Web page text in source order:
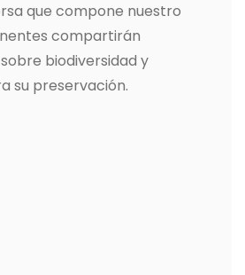
que compone nuestro
compartirán
biodiversidad y
su preservación.